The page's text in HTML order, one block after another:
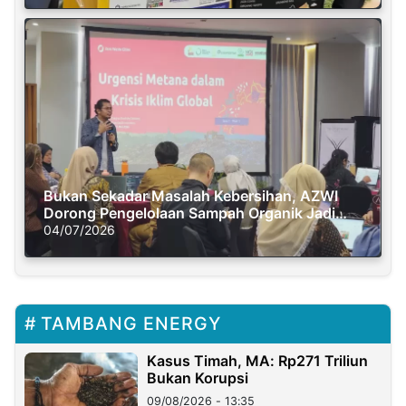
Bukan Sekadar Masalah Kebersihan, AZWI
Dorong Pengelolaan Sampah Organik Jadi
Solusi Krisis Iklim
04/07/2026
TAMBANG ENERGY
Kasus Timah, MA: Rp271 Triliun
Bukan Korupsi
09/08/2026 - 13:35